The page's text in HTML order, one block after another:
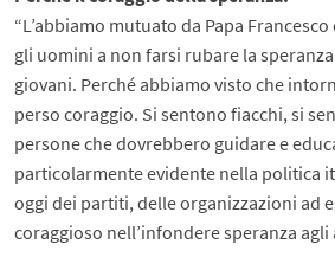
“L’abbiamo mutuato da Papa
gli uomini a non farsi rubare la
giovani. Perché abbiamo visto che
perso coraggio. Si sentono fiacchi, si
persone che dovrebbero guidare e
particolarmente evidente nella politica
oggi dei partiti, delle organizzazioni ad
coraggioso nell’infondere speranza agli